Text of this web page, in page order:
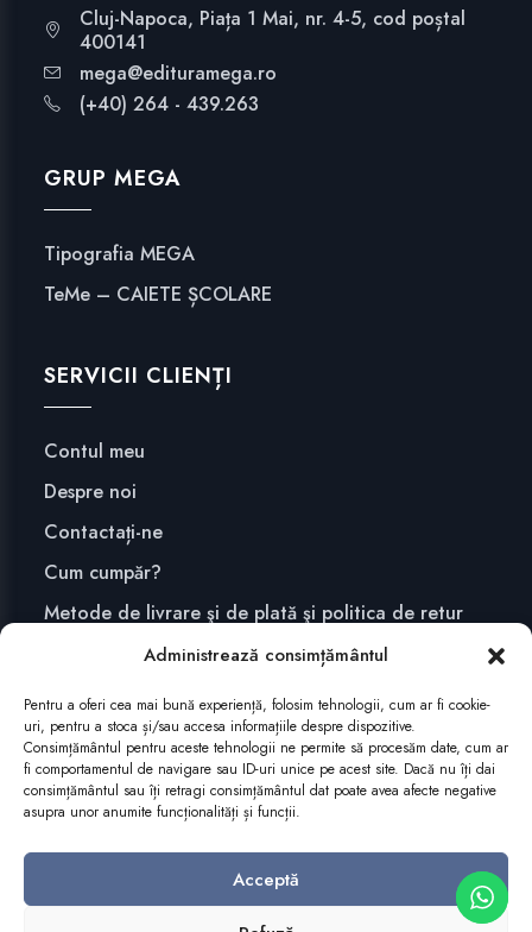
Administrează consimțământul
Pentru a oferi cea mai bună experiență, folosim tehnologii, cum ar fi cookie-
uri, pentru a stoca și/sau accesa informațiile despre dispozitive.
Consimțământul pentru aceste tehnologii ne permite să procesăm date, cum ar
fi comportamentul de navigare sau ID-uri unice pe acest site. Dacă nu îți dai
consimțământul sau îți retragi consimțământul dat poate avea afecte negative
asupra unor anumite funcționalități și funcții.
Acceptă
Cluj-Napoca, Piața 1 Mai, nr. 4-5, cod poștal
400141
mega@edituramega.ro
(+40) 264 - 439.263
GRUP MEGA
Tipografia MEGA
TeMe – CAIETE ȘCOLARE
SERVICII CLIENȚI
Contul meu
Despre noi
Contactați-ne
Cum cumpăr?
Metode de livrare şi de plată şi politica de retur
Confidențialitate și securitate
ABONEAZĂ-TE